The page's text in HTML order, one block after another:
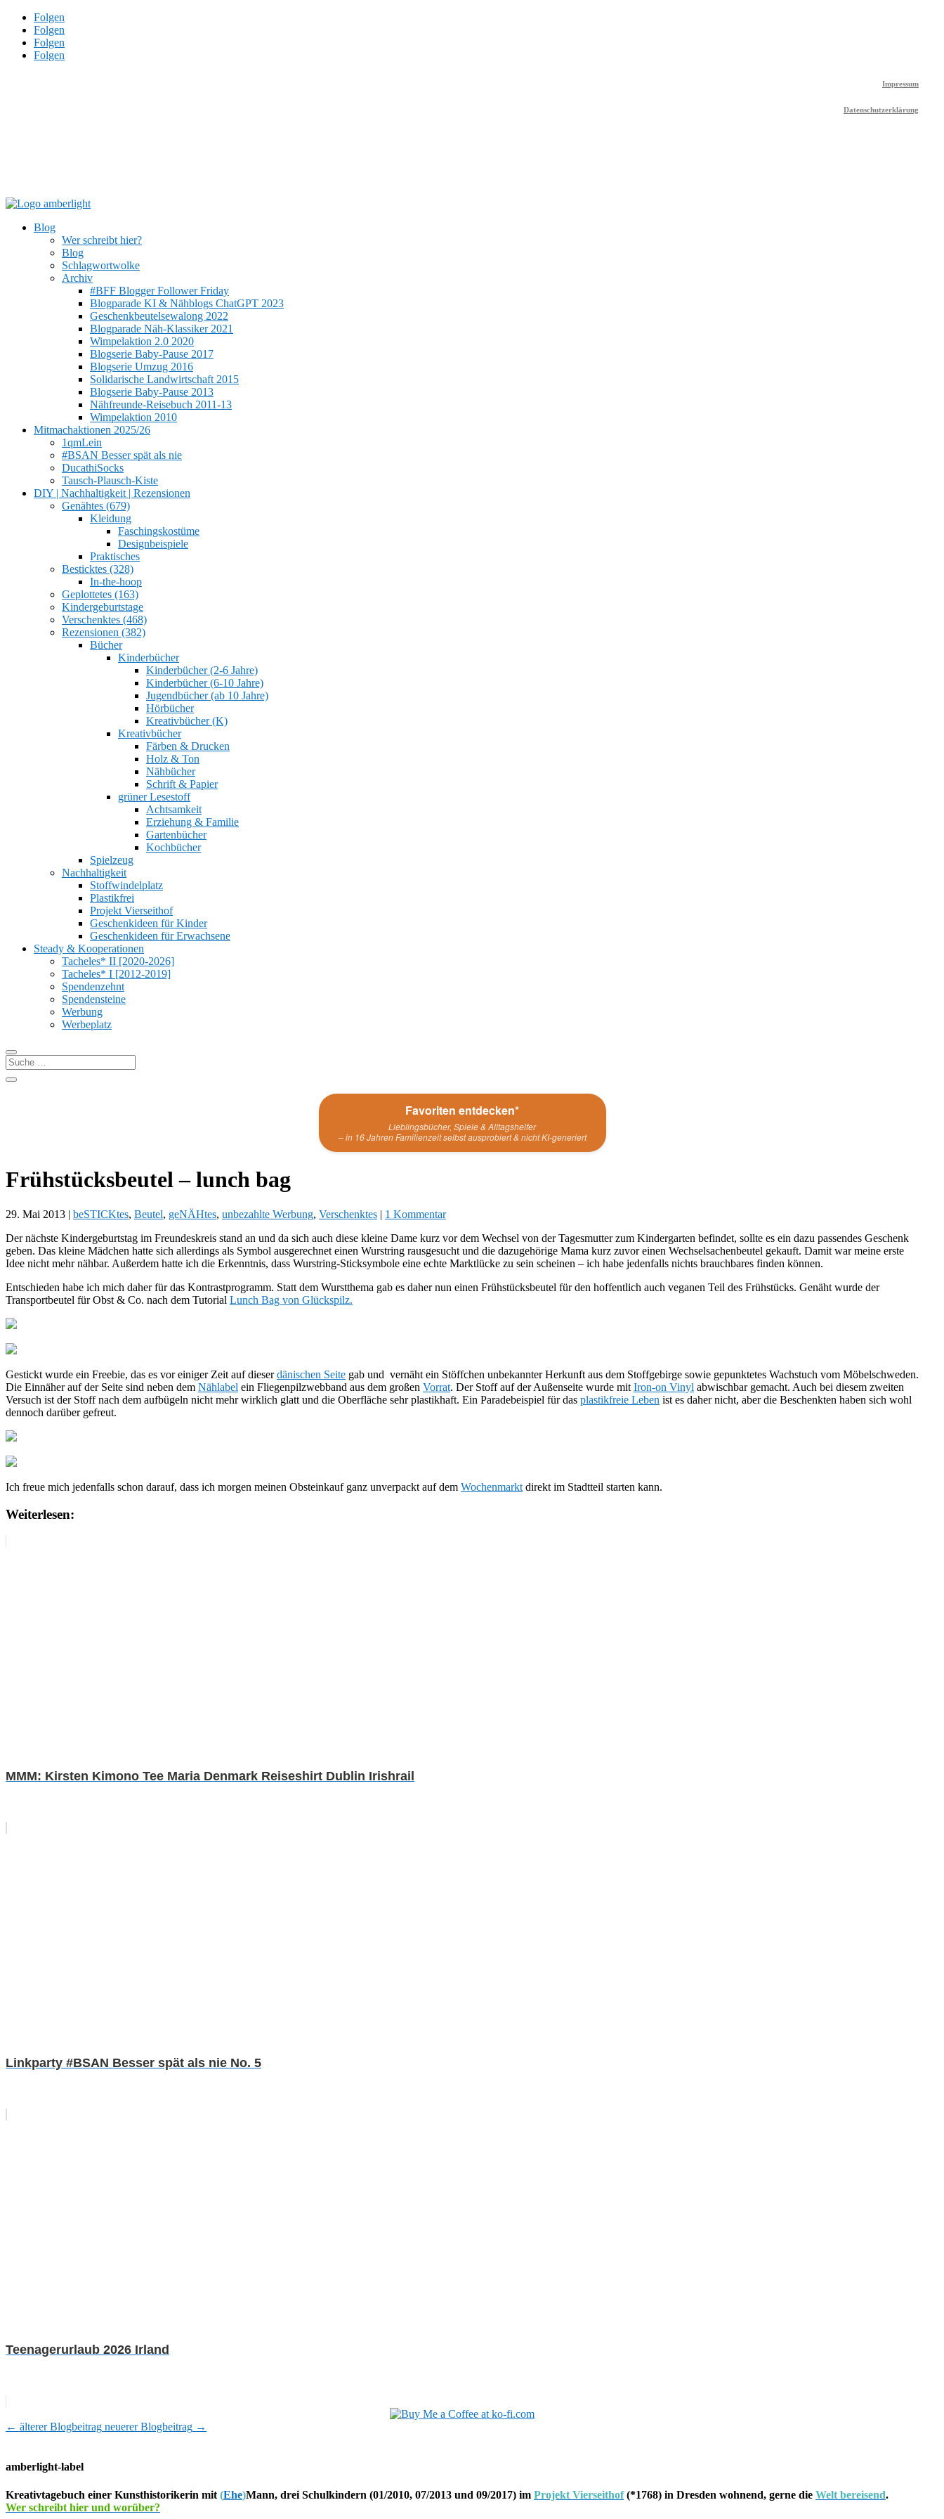
Folgen
Folgen
Folgen
Folgen
Impressum
Datenschutzerklärung
Blog
Wer schreibt hier?
Blog
Schlagwortwolke
Archiv
#BFF Blogger Follower Friday
Blogparade KI & Nähblogs ChatGPT 2023
Geschenkbeutelsewalong 2022
Blogparade Näh-Klassiker 2021
Wimpelaktion 2.0 2020
Blogserie Baby-Pause 2017
Blogserie Umzug 2016
Solidarische Landwirtschaft 2015
Blogserie Baby-Pause 2013
Nähfreunde-Reisebuch 2011-13
Wimpelaktion 2010
Mitmachaktionen 2025/26
1qmLein
#BSAN Besser spät als nie
DucathiSocks
Tausch-Plausch-Kiste
DIY | Nachhaltigkeit | Rezensionen
Genähtes (679)
Kleidung
Faschingskostüme
Designbeispiele
Praktisches
Besticktes (328)
In-the-hoop
Geplottetes (163)
Kindergeburtstage
Verschenktes (468)
Rezensionen (382)
Bücher
Kinderbücher
Kinderbücher (2-6 Jahre)
Kinderbücher (6-10 Jahre)
Jugendbücher (ab 10 Jahre)
Hörbücher
Kreativbücher (K)
Kreativbücher
Färben & Drucken
Holz & Ton
Nähbücher
Schrift & Papier
grüner Lesestoff
Achtsamkeit
Erziehung & Familie
Gartenbücher
Kochbücher
Spielzeug
Nachhaltigkeit
Stoffwindelplatz
Plastikfrei
Projekt Vierseithof
Geschenkideen für Kinder
Geschenkideen für Erwachsene
Steady & Kooperationen
Tacheles* II [2020-2026]
Tacheles* I [2012-2019]
Spendenzehnt
Spendensteine
Werbung
Werbeplatz
Favoriten entdecken*
Lieblingsbücher, Spiele & Alltagshelfer
– in 16 Jahren Familienzeit selbst ausprobiert & nicht KI-generiert
Frühstücksbeutel – lunch bag
29. Mai 2013 | beSTICKtes, Beutel, geNÄHtes, unbezahlte Werbung, Verschenktes | 1 Kommentar
Der nächste Kindergeburtstag im Freundeskreis stand an und da sich auch diese kleine Dame kurz vor dem Wechsel von der Tagesmutter zum Kindergarten befindet, sollte es ein dazu passendes Geschenk
geben. Das kleine Mädchen hatte sich allerdings als Symbol ausgerechnet einen Wurstring rausgesucht und die dazugehörige Mama kurz zuvor einen Wechselsachenbeutel gekauft. Damit war meine erste
Idee nicht mehr nähbar. Außerdem hatte ich die Erkenntnis, dass Wurstring-Sticksymbole eine echte Marktlücke zu sein scheinen – ich habe jedenfalls nichts brauchbares finden können.
Entschieden habe ich mich daher für das Kontrastprogramm. Statt dem Wurstthema gab es daher nun einen Frühstücksbeutel für den hoffentlich auch veganen Teil des Frühstücks. Genäht wurde der
Transportbeutel für Obst & Co. nach dem Tutorial Lunch Bag von Glückspilz.
Gestickt wurde ein Freebie, das es vor einiger Zeit auf dieserdänischen Seite gab und vernäht ein Stöffchen unbekannter Herkunft aus dem Stoffgebirge sowie gepunktetes Wachstuch vom Möbelschweden.
Die Einnäher auf der Seite sind neben dem Nählabel ein Fliegenpilzwebband aus dem großen Vorrat. Der Stoff auf der Außenseite wurde mit Iron-on Vinyl abwischbar gemacht. Auch bei diesem zweiten
Versuch ist der Stoff nach dem aufbügeln nicht mehr wirklich glatt und die Oberfläche sehr plastikhaft. Ein Paradebeispiel für das plastikfreie Leben ist es daher nicht, aber die Beschenkten haben sich wohl
dennoch darüber gefreut.
Ich freue mich jedenfalls schon darauf, dass ich morgen meinen Obsteinkauf ganz unverpackt auf dem Wochenmarkt direkt im Stadtteil starten kann.
Weiterlesen:
MMM: Kirsten Kimono Tee Maria Denmark Reiseshirt Dublin Irishrail
Linkparty #BSAN Besser spät als nie No. 5
Teenagerurlaub 2026 Irland
← älterer Blogbeitrag neuerer Blogbeitrag →
amberlight-label
Kreativtagebuch einer Kunsthistorikerin mit (Ehe)Mann, drei Schulkindern (01/2010, 07/2013 und 09/2017) im Projekt Vierseithof(*1768) in Dresden wohnend, gerne die Welt bereisend.
Wer schreibt hier und worüber?